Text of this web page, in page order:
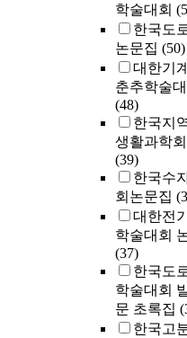
학술대회
한국도
논문집 (50)
대한기
춘추학술대
(48)
한국지
생활과학회
(39)
한국수
회논문집
대한전
학술대회
(37)
한국도
학술대회
문 초록집
한국고